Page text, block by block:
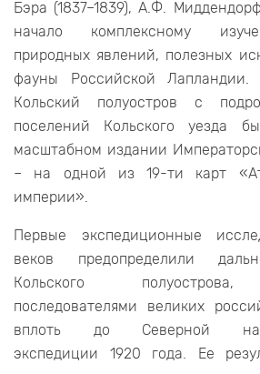
Бэра (1837–1839), А.Ф.
начало комплексному
природных явлений, полезных
фауны Российской
Кольский полуостров с
поселений Кольского уезда
масштабном издании
– на одной из 19-ти карт
империи».
Первые экспедиционные
веков предопределили
Кольского полуострова,
последователями великих
вплоть до Северной
экспедиции 1920 года. Ее